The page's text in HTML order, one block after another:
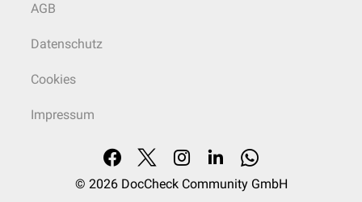
AGB
Datenschutz
Cookies
Impressum
© 2026 DocCheck Community GmbH